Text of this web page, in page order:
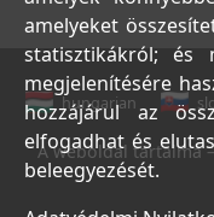
hungarian
A weboldal tartalma
amelyeket
statisztikákról; és
megjelenítésére
hozzájárul az
elfogadhat és
beleegyezését.